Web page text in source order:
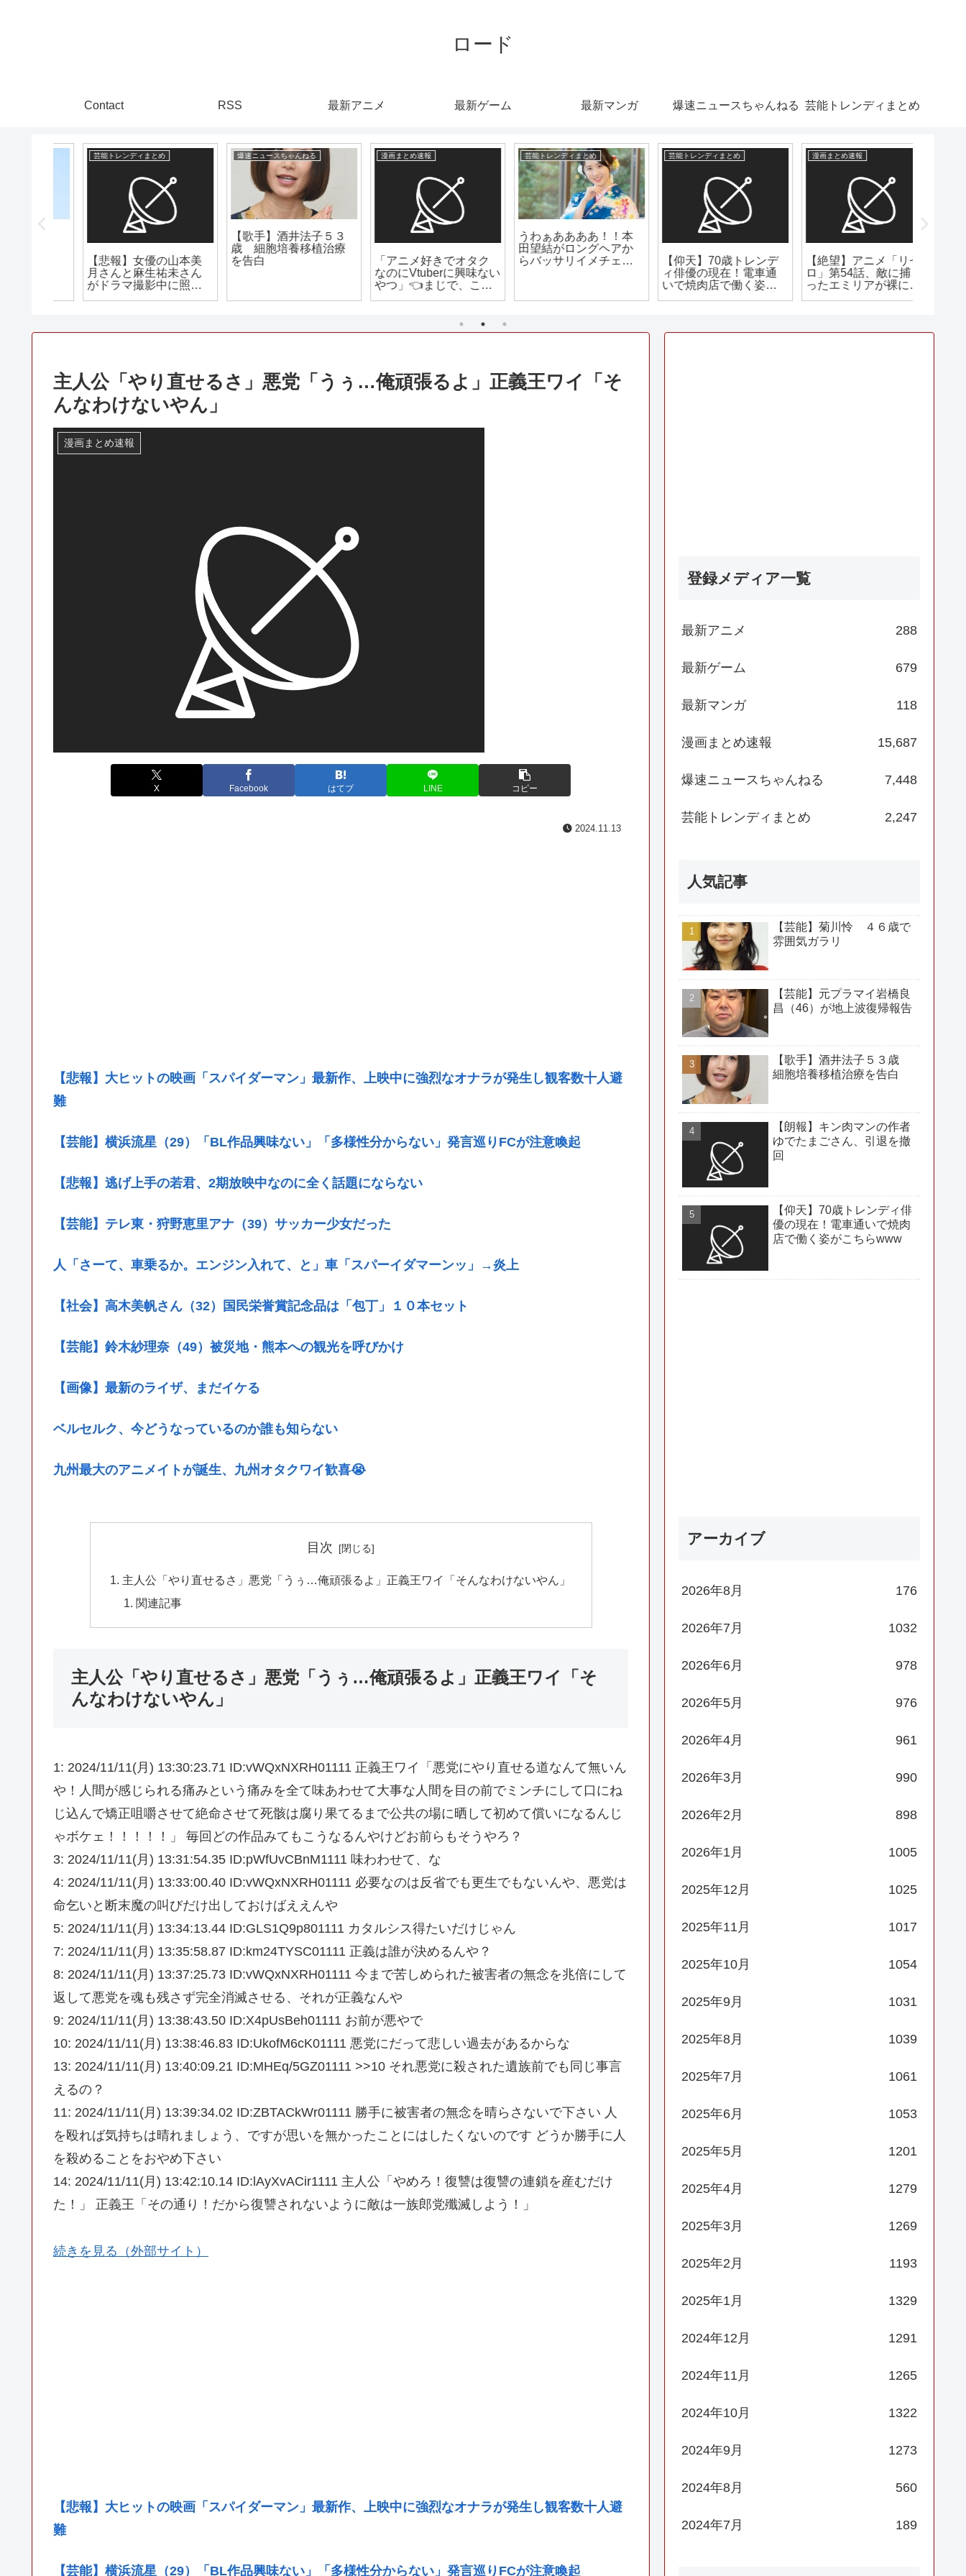
ロード
Contact RSS 最新アニメ 最新ゲーム 最新マンガ 爆速ニュースちゃんねる 芸能トレンディまとめ
爆速ニュースちゃんねる
【歌手】酒井法子５３
を告白
漫画まとめ速報
「アニメ好きでオタク
芸能トレンディまとめ
うわぁああああ！！本
らバッサリイメチェン
www うわ!かわい!!!!は!!!
芸能トレンディまとめ
【仰天】70歳トレンデ
ィ俳優の現在！電車通
漫画まとめ速報
【絶望】アニメ「リゼ
ロ」第54話、敵に捕ま
ったエミリアが裸にさ
漫画まとめ速報
ピトー「ゴンさんなら
メルエムに勝てるかも
しれない」
主人公「やり直せるさ」悪党「うぅ…俺頑張るよ」正義王ワイ「そ
んなわけないやん」
漫画まとめ速報
X Facebook はてブ LINE コピー
2024.11.13
【悲報】大ヒットの映画「スパイダーマン」最新作、上映中に強烈なオナラが発生し観客数十人避
難
【芸能】横浜流星（29）「BL作品興味ない」「多様性分からない」発言巡りFCが注意喚起
【悲報】逃げ上手の若君、2期放映中なのに全く話題にならない
【芸能】テレ東・狩野恵里アナ（39）サッカー少女だった
人「さーて、車乗るか。エンジン入れて、と」車「スパーイダマーンッ」→炎上
【社会】高木美帆さん（32）国民栄誉賞記念品は「包丁」１０本セット
【芸能】鈴木紗理奈（49）被災地・熊本への観光を呼びかけ
【画像】最新のライザ、まだイケる
ベルセルク、今どうなっているのか誰も知らない
九州最大のアニメイトが誕生、九州オタクワイ歓喜😭
目次
主人公「やり直せるさ」悪党「うぅ…俺頑張るよ」正義王ワイ「そんなわけないやん」
関連記事
主人公「やり直せるさ」悪党「うぅ…俺頑張るよ」正義王ワイ「そ
んなわけないやん」
1: 2024/11/11(月) 13:30:23.71 ID:vWQxNXRH01111 正義王ワイ「悪党にやり直せる道なんて無いん
や！人間が感じられる痛みという痛みを全て味あわせて大事な人間を目の前でミンチにして口にね
じ込んで矯正咀嚼させて絶命させて死骸は腐り果てるまで公共の場に晒して初めて償いになるんじ
ゃボケェ！！！！！」 毎回どの作品みてもこうなるんやけどお前らもそうやろ？
3: 2024/11/11(月) 13:31:54.35 ID:pWfUvCBnM1111 味わわせて、な
4: 2024/11/11(月) 13:33:00.40 ID:vWQxNXRH01111 必要なのは反省でも更生でもないんや、悪党は
命乞いと断末魔の叫びだけ出しておけばええんや
5: 2024/11/11(月) 13:34:13.44 ID:GLS1Q9p801111 カタルシス得たいだけじゃん
7: 2024/11/11(月) 13:35:58.87 ID:km24TYSC01111 正義は誰が決めるんや？
8: 2024/11/11(月) 13:37:25.73 ID:vWQxNXRH01111 今まで苦しめられた被害者の無念を兆倍にして
返して悪党を魂も残さず完全消滅させる、それが正義なんや
9: 2024/11/11(月) 13:38:43.50 ID:X4pUsBeh01111 お前が悪やで
10: 2024/11/11(月) 13:38:46.83 ID:UkofM6cK01111 悪党にだって悲しい過去があるからな
13: 2024/11/11(月) 13:40:09.21 ID:MHEq/5GZ01111 >>10 それ悪党に殺された遺族前でも同じ事言
えるの？
11: 2024/11/11(月) 13:39:34.02 ID:ZBTACkWr01111 勝手に被害者の無念を晴らさないで下さい 人
を殴れば気持ちは晴れましょう、ですが思いを無かったことにはしたくないのです どうか勝手に人
を殺めることをおやめ下さい
14: 2024/11/11(月) 13:42:10.14 ID:lAyXvACir1111 主人公「やめろ！復讐は復讐の連鎖を産むだけ
た！」 正義王「その通り！だから復讐されないように敵は一族郎党殲滅しよう！」
続きを見る（外部サイト）
【悲報】大ヒットの映画「スパイダーマン」最新作、上映中に強烈なオナラが発生し観客数十人避
難
【芸能】横浜流星（29）「BL作品興味ない」「多様性分からない」発言巡りFCが注意喚起
登録メディア一覧
最新アニメ 288
最新ゲーム 679
最新マンガ 118
漫画まとめ速報 15,687
爆速ニュースちゃんねる 7,448
芸能トレンディまとめ 2,247
人気記事
【芸能】菊川怜 ４６歳で
雰囲気ガラリ
【芸能】元プラマイ岩橋良
昌（46）が地上波復帰報告
【歌手】酒井法子５３歳
細胞培養移植治療を告白
【朗報】キン肉マンの作者
ゆでたまごさん、引退を撤
回
【仰天】70歳トレンディ俳
優の現在！電車通いで焼肉
店で働く姿がこちらwww
アーカイブ
2026年8月 176
2026年7月 1032
2026年6月 978
2026年5月 976
2026年4月 961
2026年3月 990
2026年2月 898
2026年1月 1005
2025年12月 1025
2025年11月 1017
2025年10月 1054
2025年9月 1031
2025年8月 1039
2025年7月 1061
2025年6月 1053
2025年5月 1201
2025年4月 1279
2025年3月 1269
2025年2月 1193
2025年1月 1329
2024年12月 1291
2024年11月 1265
2024年10月 1322
2024年9月 1273
2024年8月 560
2024年7月 189